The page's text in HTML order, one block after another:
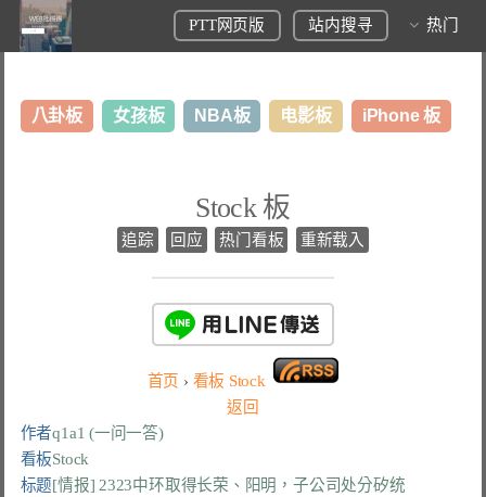
PTT网页版 站内搜寻 热门
八卦板 女孩板 NBA板 电影板 iPhone 板
Stock 板
追踪 回应 热门看板 重新载入
首页 › 看板 Stock
返回
作者q1a1 (一问一答)
看板Stock
标题[情报] 2323中环取得长荣、阳明，子公司处分矽统